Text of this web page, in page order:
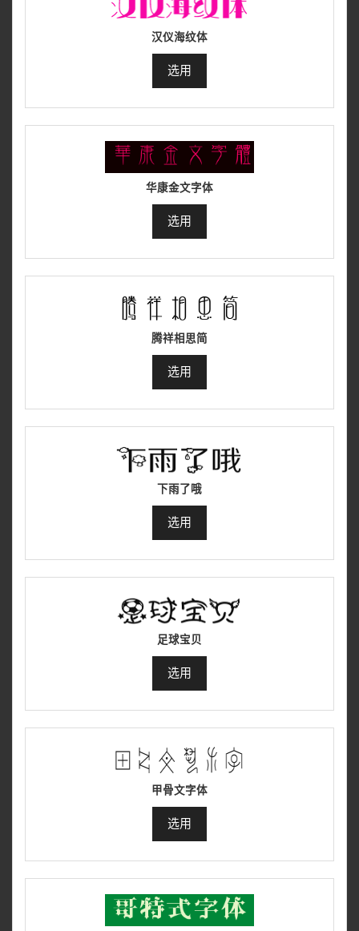
汉仪海纹体
选用
华康金文字体
选用
腾祥相思简
选用
下雨了哦
选用
足球宝贝
选用
甲骨文字体
选用